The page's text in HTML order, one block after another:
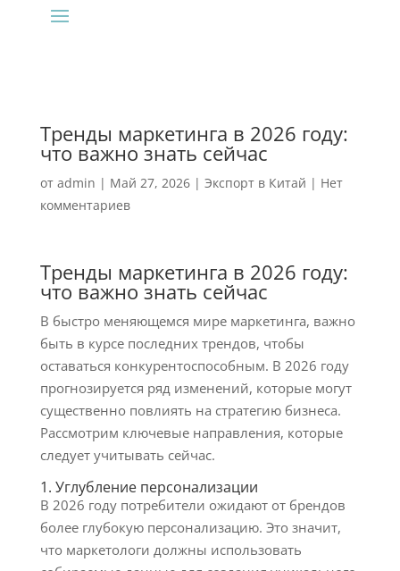
Тренды маркетинга в 2026 году:
что важно знать сейчас
от admin | Май 27, 2026| Экспорт в Китай | Нет
комментариев
Тренды маркетинга в 2026 году:
что важно знать сейчас
В быстро меняющемся мире маркетинга, важно
быть в курсе последних трендов, чтобы
оставаться конкурентоспособным. В 2026 году
прогнозируется ряд изменений, которые могут
существенно повлиять на стратегию бизнеса.
Рассмотрим ключевые направления, которые
следует учитывать сейчас.
1. Углубление персонализации
В 2026 году потребители ожидают от брендов
более глубокую персонализацию. Это значит,
что маркетологи должны использовать